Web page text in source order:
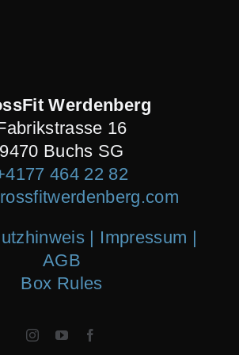
Werdenberg
16
9470 Buchs SG
464 22 82
| Impressum
AGB
Box Rules